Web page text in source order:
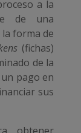
a la
de una
la forma de
(fichas)
de la
pago en
sus
obtener